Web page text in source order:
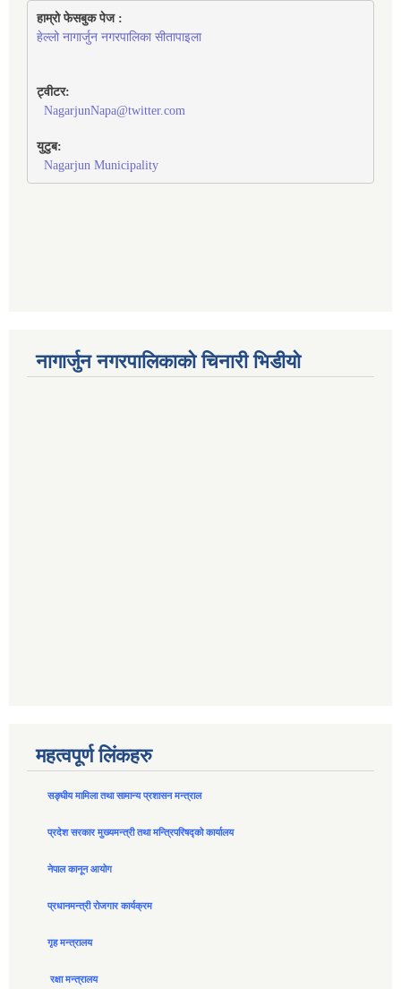
हाम्रो फेसबुक पेज :
हेल्लो नागार्जुन नगरपालिका सीतापाइला
ट्वीटर:
NagarjunNapa@twitter.com
युटुब:
Nagarjun Municipality
नागार्जुन नगरपालिकाको चिनारी भिडीयो
महत्वपूर्ण लिंकहरु
सङ्घीय मामिला तथा सामान्य प्रशासन मन्त्राल
प्रदेश सरकार मुख्यमन्त्री तथा मन्त्रिपरिषद्को कार्यालय
नेपाल कानून आयोग
प्रधानमन्त्री रोजगार कार्यक्रम
गृह मन्त्रालय
रक्षा मन्त्रालय